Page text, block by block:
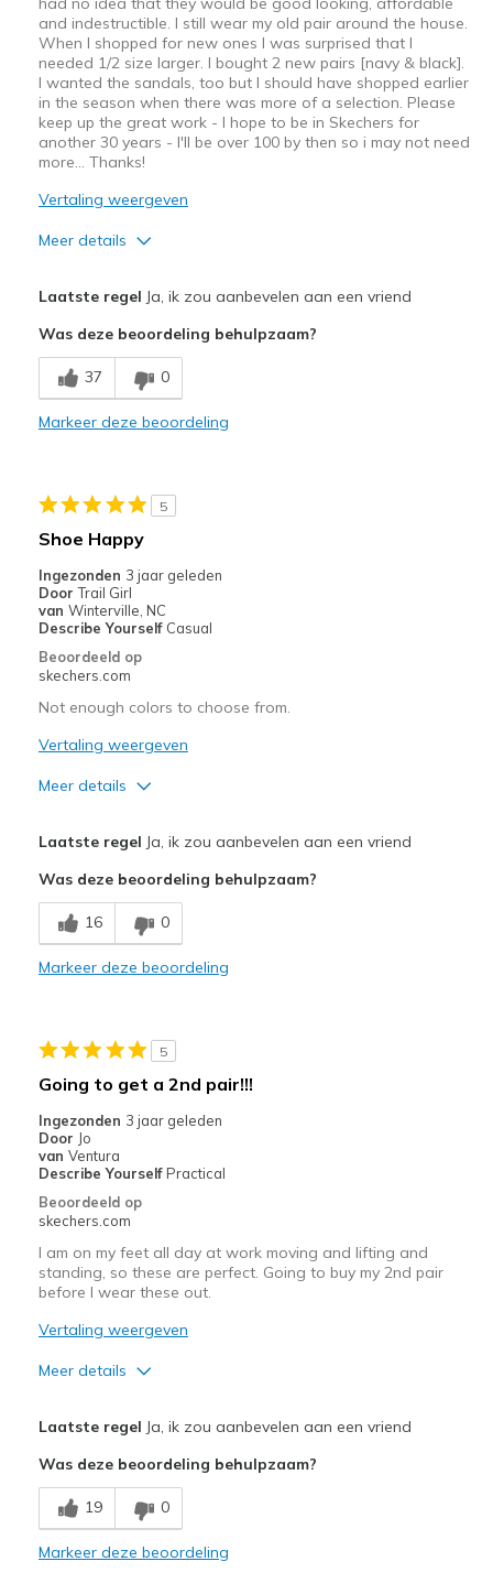
and indestructible. I still wear my old pair around the house.
When I shopped for new ones I was surprised that I
needed 1/2 size larger. I bought 2 new pairs [navy & black].
I wanted the sandals, too but I should have shopped earlier
in the season when there was more of a selection. Please
keep up the great work - I hope to be in Skechers for
another 30 years - I'll be over 100 by then so i may not need
more... Thanks!
Vertaling weergeven
Meer details
Breathe Well
Comfortable
Going Out
View On Shoes
Shoes are for Wearing
Laatste regel Ja, ik zou aanbevelen aan een vriend
Was deze beoordeling behulpzaam?
37 0
Markeer deze beoordeling
5
Shoe Happy
Ingezonden 3 jaar geleden
Door Trail Girl
van Winterville, NC
Describe Yourself Casual
Beoordeeld op
skechers.com
Not enough colors to choose from.
Vertaling weergeven
Meer details
Comfortable
Durable
Need Break In
Beste toepassingen
Casual Wear
Width
Sizing
View On Shoes
Shoes are for Wearing
Laatste regel Ja, ik zou aanbevelen aan een vriend
Was deze beoordeling behulpzaam?
16 0
Markeer deze beoordeling
5
Going to get a 2nd pair!!!
Ingezonden 3 jaar geleden
Door Jo
van Ventura
Describe Yourself Practical
Beoordeeld op
skechers.com
I am on my feet all day at work moving and lifting and
standing, so these are perfect. Going to buy my 2nd pair
before I wear these out.
Vertaling weergeven
Meer details
Breathe Well
Comfortable
Laatste regel Ja, ik zou aanbevelen aan een vriend
Was deze beoordeling behulpzaam?
19 0
Markeer deze beoordeling